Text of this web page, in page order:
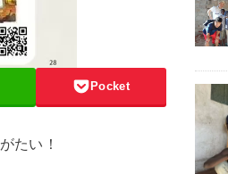
Pocket
たい！